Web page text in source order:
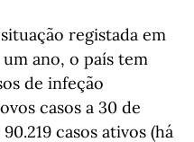
registada em
ano, o país tem
de infeção
casos a 30 de
casos ativos (há